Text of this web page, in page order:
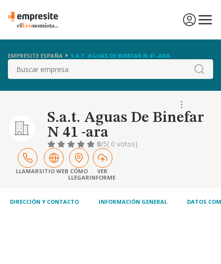
EMPRESITE ESPAÑA S.A.T. AGUAS DE BINEFAR N 41 -ARA
Buscar
S.a.t. Aguas De Binefar
N 41 -ara
0/5( 0 votos)
LLAMARSITIO WEB CÓMO
LLEGAR
VER
INFORME
DIRECCIÓN Y CONTACTO INFORMACIÓN GENERAL DATOS